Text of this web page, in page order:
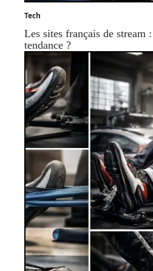
Tech
Les sites français de stream
tendance ?